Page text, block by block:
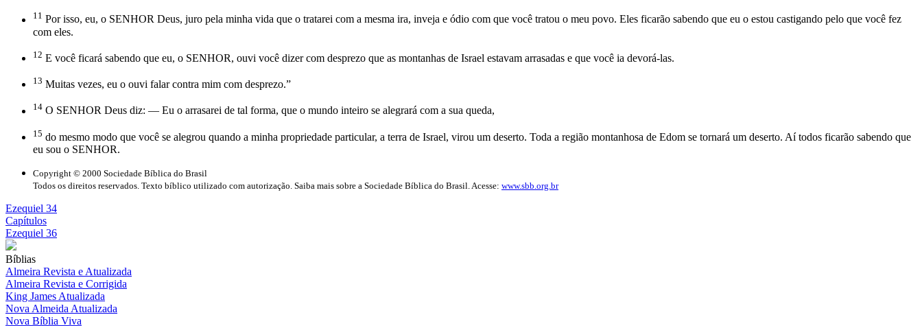
11 Por isso, eu, o SENHOR Deus, juro pela minha vida que o tratarei com a mesma ira, inveja e ódio com que você tratou o meu povo. Eles ficarão sabendo que eu o estou castigando pelo que você fez
com eles.
12 E você ficará sabendo que eu, o SENHOR, ouvi você dizer com desprezo que as montanhas de Israel estavam arrasadas e que você ia devorá-las.
13 Muitas vezes, eu o ouvi falar contra mim com desprezo.”
14 O SENHOR Deus diz: — Eu o arrasarei de tal forma, que o mundo inteiro se alegrará com a sua queda,
15 do mesmo modo que você se alegrou quando a minha propriedade particular, a terra de Israel, virou um deserto. Toda a região montanhosa de Edom se tornará um deserto. Aí todos ficarão sabendo que
eu sou o SENHOR.
Copyright © 2000 Sociedade Bíblica do Brasil
Todos os direitos reservados. Texto bíblico utilizado com autorização. Saiba mais sobre a Sociedade Bíblica do Brasil. Acesse: www.sbb.org.br
Ezequiel 34
Capítulos
Ezequiel 36
Bíblias
Almeira Revista e Atualizada
Almeira Revista e Corrigida
King James Atualizada
Nova Almeida Atualizada
Nova Bíblia Viva